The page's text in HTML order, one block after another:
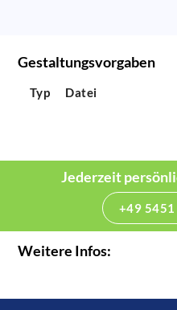
Gestaltungsvorgaben
Typ Datei
Jederzeit
+49
Weitere Infos: